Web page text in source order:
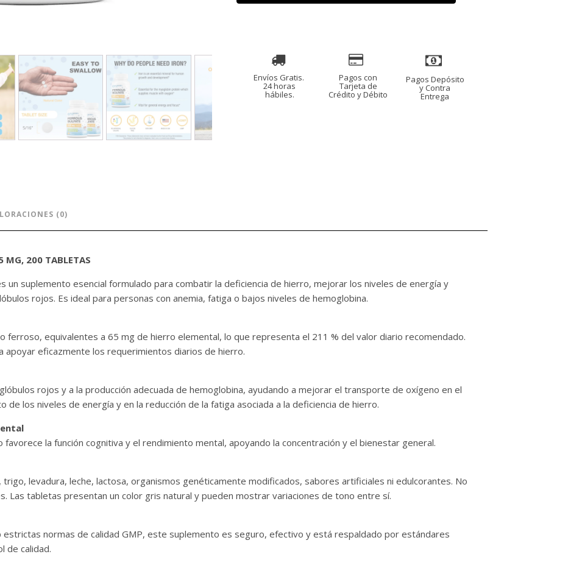
FERROSO
Envíos Gratis.
24 horas
hábiles.
Pagos con
Tarjeta de
Crédito y Débito
Pagos Depósito
y Contra
Entrega
(0)
MG, 200 TABLETAS
un suplemento esencial formulado para combatir la deficiencia de hierro, mejorar los niveles de energía y
rojos. Es ideal para personas con anemia, fatiga o bajos niveles de hemoglobina.
ferroso, equivalentes a 65 mg de hierro elemental, lo que representa el 211 % del valor diario recomendado.
apoyar eficazmente los requerimientos diarios de hierro.
rojos y a la producción adecuada de hemoglobina, ayudando a mejorar el transporte de oxígeno en el
de los niveles de energía y en la reducción de la fatiga asociada a la deficiencia de hierro.
la función cognitiva y el rendimiento mental, apoyando la concentración y el bienestar general.
levadura, leche, lactosa, organismos genéticamente modificados, sabores artificiales ni edulcorantes. No
Las tabletas presentan un color gris natural y pueden mostrar variaciones de tono entre sí.
estrictas normas de calidad GMP, este suplemento es seguro, efectivo y está respaldado por estándares
de calidad.